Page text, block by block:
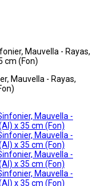
Mauvella - Rayas,
cm (Fon)